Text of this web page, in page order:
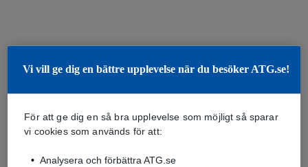
Vi vill ge dig en bättre upplevelse när du besöker ATG.se!
För att ge dig en så bra upplevelse som möjligt så sparar
vi cookies som används för att:
Analysera och förbättra ATG.se